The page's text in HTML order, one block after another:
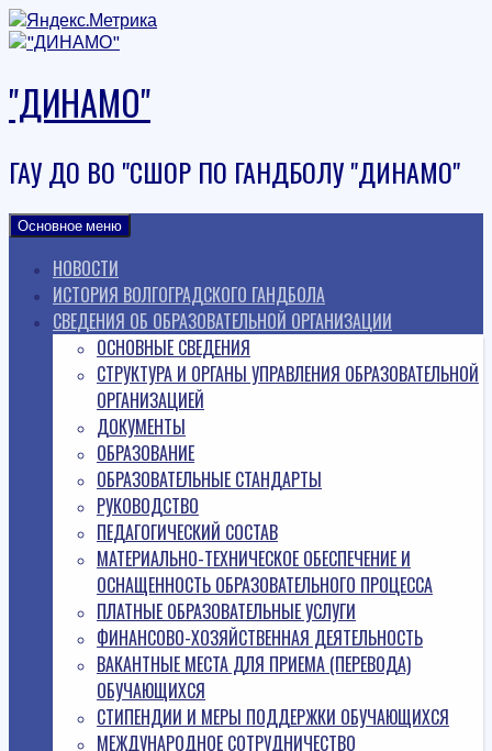
Наверх
"ДИНАМО"
ГАУ ДО ВО "СШОР ПО ГАНДБОЛУ "ДИНАМО"
Основное меню
НОВОСТИ
ИСТОРИЯ ВОЛГОГРАДСКОГО ГАНДБОЛА
СВЕДЕНИЯ ОБ ОБРАЗОВАТЕЛЬНОЙ ОРГАНИЗАЦИИ
ОСНОВНЫЕ СВЕДЕНИЯ
СТРУКТУРА И ОРГАНЫ УПРАВЛЕНИЯ ОБРАЗОВАТЕЛЬНОЙ
ОРГАНИЗАЦИЕЙ
ДОКУМЕНТЫ
ОБРАЗОВАНИЕ
ОБРАЗОВАТЕЛЬНЫЕ СТАНДАРТЫ
РУКОВОДСТВО
ПЕДАГОГИЧЕСКИЙ СОСТАВ
МАТЕРИАЛЬНО-ТЕХНИЧЕСКОЕ ОБЕСПЕЧЕНИЕ И
ОСНАЩЕННОСТЬ ОБРАЗОВАТЕЛЬНОГО ПРОЦЕССА
ПЛАТНЫЕ ОБРАЗОВАТЕЛЬНЫЕ УСЛУГИ
ФИНАНСОВО-ХОЗЯЙСТВЕННАЯ ДЕЯТЕЛЬНОСТЬ
ВАКАНТНЫЕ МЕСТА ДЛЯ ПРИЕМА (ПЕРЕВОДА)
ОБУЧАЮЩИХСЯ
СТИПЕНДИИ И МЕРЫ ПОДДЕРЖКИ ОБУЧАЮЩИХСЯ
МЕЖДУНАРОДНОЕ СОТРУДНИЧЕСТВО